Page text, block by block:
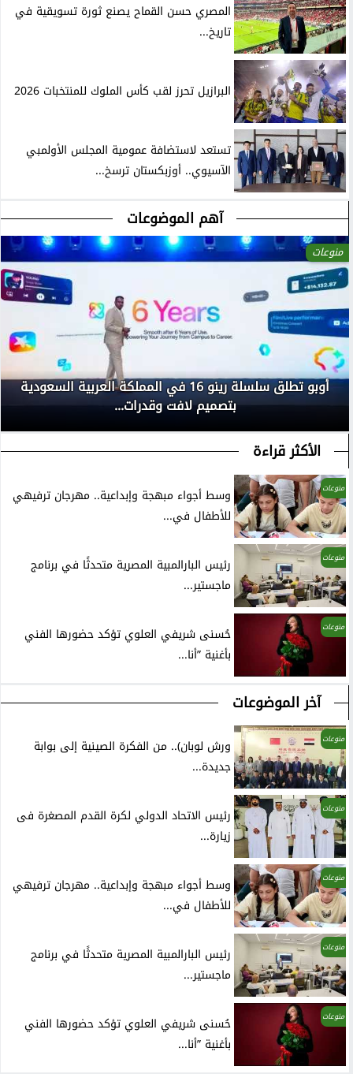
المصري حسن القماح يصنع ثورة تسويقية في
تاريخ...
البرازيل تحرز لقب كأس الملوك للمنتخبات 2026
تستعد لاستضافة عمومية المجلس الأولمبي
الآسيوي.. أوزبكستان ترسخ...
آهم الموضوعات
منوعات
أوبو تطلق سلسلة رينو 16 في المملكة العربية السعودية
بتصميم لافت وقدرات...
الأكثر قراءة
منوعات
وسط أجواء مبهجة وإبداعية.. مهرجان ترفيهي
للأطفال في...
منوعات
رئيس البارالمبية المصرية متحدثًا في برنامج
ماجستير...
منوعات
حُسنى شريفي العلوي تؤكد حضورها الفني
بأغنية ”أنا...
آخر الموضوعات
منوعات
ورش لوبان).. من الفكرة الصينية إلى بوابة
جديدة...
منوعات
رئيس الاتحاد الدولي لكرة القدم المصغرة فى
زيارة...
منوعات
وسط أجواء مبهجة وإبداعية.. مهرجان ترفيهي
للأطفال في...
منوعات
رئيس البارالمبية المصرية متحدثًا في برنامج
ماجستير...
منوعات
حُسنى شريفي العلوي تؤكد حضورها الفني
بأغنية ”أنا...